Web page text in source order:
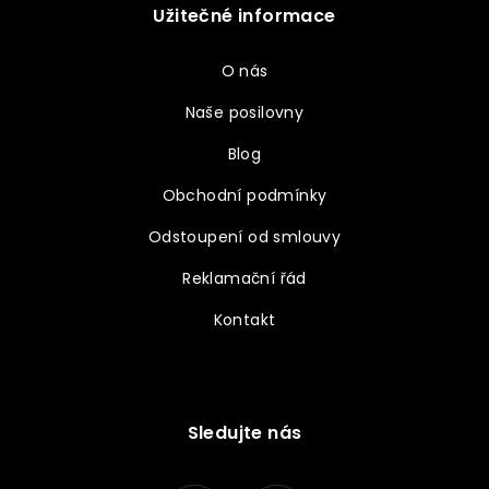
Užitečné informace
O nás
Naše posilovny
Blog
Obchodní podmínky
Odstoupení od smlouvy
Reklamační řád
Kontakt
Sledujte nás